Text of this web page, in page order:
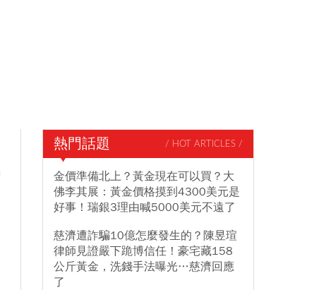
熱門話題 / HOT ARTICLES /
金價準備北上？黃金現在可以買？大
佛李其展：黃金價格摸到4300美元是
好事！瑞銀3理由喊5000美元不遠了
慈濟遭詐騙10億怎麼發生的？陳昱瑄
律師見證嚴下跪博信任！豪宅藏158
公斤黃金，洗錢手法曝光…慈濟回應
了